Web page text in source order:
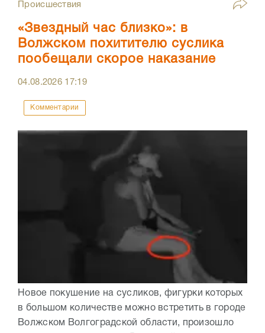
Происшествия
«Звездный час близко»: в
Волжском похитителю суслика
пообещали скорое наказание
04.08.2026 17:19
Комментарии
Новое покушение на сусликов, фигурки которых
в большом количестве можно встретить в городе
Волжском Волгоградской области, произошло